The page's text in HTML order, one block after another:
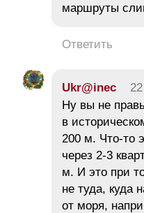
маршруты
Ответить
Ukr@inec
Ну вы не
в
200 м. Что-то
через 2-3
м. И это при
не туда, куда
от моря,